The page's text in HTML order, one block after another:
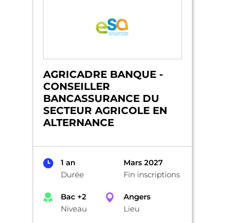
AGRICADRE BANQUE -
CONSEILLER
BANCASSURANCE DU
SECTEUR AGRICOLE EN
ALTERNANCE
1 an
Durée
Mars 2027
Fin inscriptions
Bac +2
Niveau
Angers
Lieu